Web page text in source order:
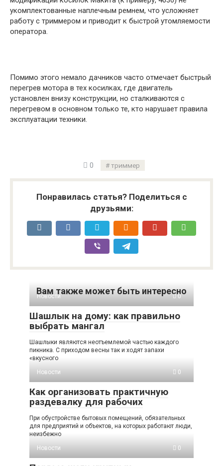
укомплектованные наплечным ремнем, что усложняет
работу с триммером и приводит к быстрой утомляемости
оператора.
Помимо этого немало дачников часто отмечает быстрый
перегрев мотора в тех косилках, где двигатель
установлен внизу конструкции, но сталкиваются с
перегревом в основном только те, кто нарушает правила
эксплуатации техники.
0 триммер
Понравилась статья? Поделиться с
друзьями:
Вам также может быть интересно
Новости 0
Шашлык на дому: как правильно
выбрать мангал
Шашлыки являются неотъемлемой частью каждого
пикника. С приходом весны так и ходят запахи
«вкусного
Новости
0
Как организовать практичную
раздевалку для рабочих
При обустройстве бытовых помещений, обязательных
для предприятий и объектов, на которых работают люди,
неизбежно
Новости
0